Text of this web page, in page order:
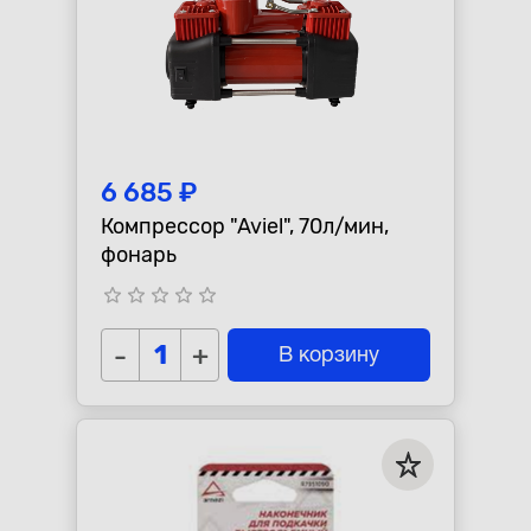
6 685 ₽
Компрессор "Aviel", 70л/мин,
фонарь
star_border star_border star_border star_border star_border
- + В корзину